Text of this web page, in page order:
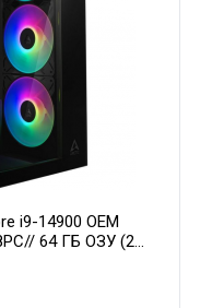
i9-14900 OEM
64 ГБ ОЗУ (2
384-Bit 3xDP